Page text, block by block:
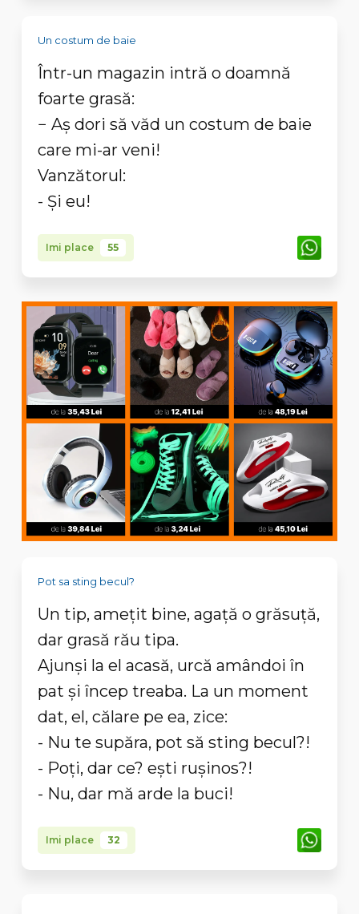
Un costum de baie
Într-un magazin intră o doamnă
foarte grasă:
− Aş dori să văd un costum de baie
care mi-ar veni!
Vanzătorul:
- Şi eu!
Imi place 55
Pot sa sting becul?
Un tip, amețit bine, agață o grăsuță,
dar grasă rău tipa.
Ajunși la el acasă, urcă amândoi în
pat și încep treaba. La un moment
dat, el, călare pe ea, zice:
- Nu te supăra, pot să sting becul?!
- Poți, dar ce? ești rușinos?!
- Nu, dar mă arde la buci!
Imi place 32